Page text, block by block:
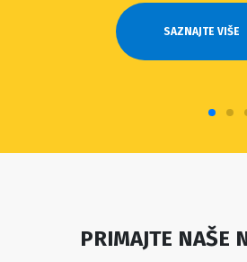
SAZNAJTE VIŠE
PRIMAJTE NAŠE